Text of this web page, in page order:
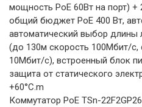
мощность PoE 60Вт на порт) +
общий бюджет PoE 400 Вт,
автоматический выбор длины
(до 130м скорость 100Мбит/с,
10Мбит/с), встроенный блок
защита от статического
+60°С.m
Коммутатор PoE TSn-